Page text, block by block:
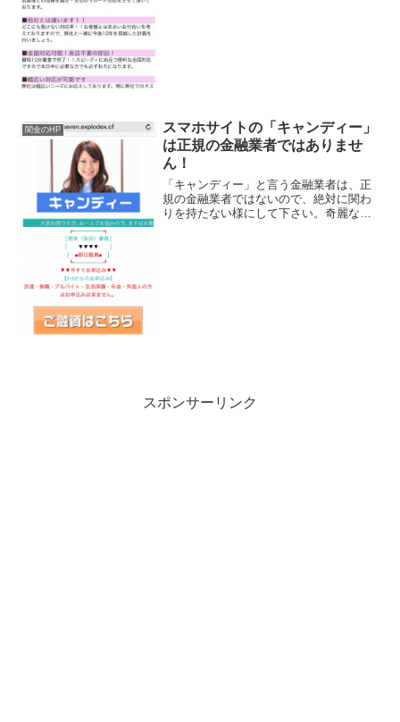
闇金のHP
スマホサイトの「キャンディー」
は正規の金融業者ではありませ
ん！
「キャンディー」と言う金融業者は、正
規の金融業者ではないので、絶対に関わ
りを持たない様にして下さい。奇麗なス
スポンサーリンク